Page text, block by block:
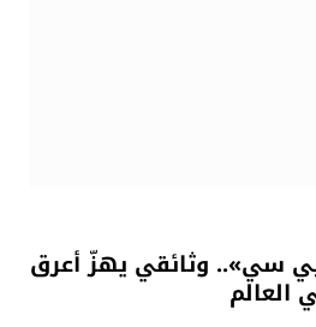
سي».. وثائقي يهزّ أعرق